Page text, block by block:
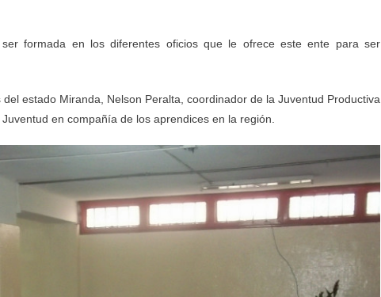
formada en los diferentes oficios que le ofrece este ente para ser
estado Miranda, Nelson Peralta, coordinador de la Juventud Productiva
en compañía de los aprendices en la región.